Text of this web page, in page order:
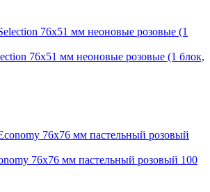
76x51 мм неоновые розовые (1 блок,
76x76 мм пастельный розовый 100